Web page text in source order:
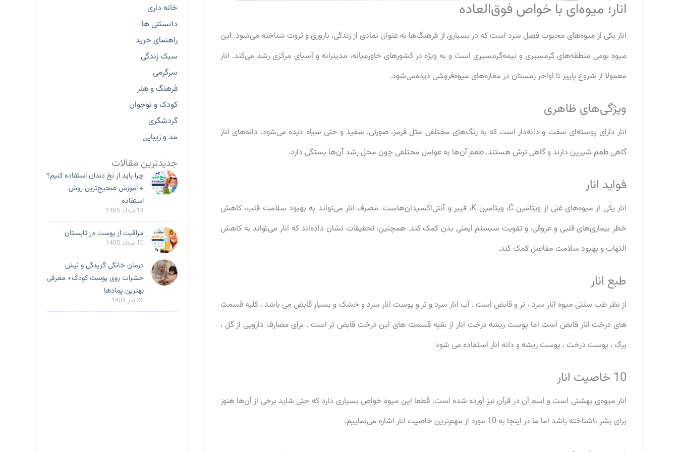
انار؛ میوه‌ای با خواص فوق‌العاده
انار یکی از میوه‌های محبوب فصل سرد است که در بسیاری از فرهنگ‌ها به عنوان نمادی از زندگی، باروری و ثروت شناخته می‌شود. این
میوه بومی منطقه‌های گرمسیری و نیمه‌گرمسیری است و به ویژه در کشورهای خاورمیانه، مدیترانه و آسیای مرکزی رشد می‌کند. انار
معمولا از شروع پاییز تا اواخر زمستان در مغازه‌های میوه‌فروشی دیده‌می‌شود.
ویژگی‌های ظاهری
انار دارای پوسته‌ای سفت و دانه‌دار است که به رنگ‌های مختلفی مثل قرمز، صورتی، سفید و حتی سیاه دیده می‌شود. دانه‌های انار
گاهی طعم شیرین دارند و گاهی ترش هستند. طعم آن‌ها به عوامل مختلفی چون محل رشد آن‌ها بستگی دارد.
فواید انار
انار یکی از میوه‌های غنی از ویتامین C، ویتامین K، فیبر و آنتی‌اکسیدان‌هاست. مصرف انار می‌تواند به بهبود سلامت قلب، کاهش
خطر بیماری‌های قلبی و عروقی، و تقویت سیستم ایمنی بدن کمک کند. همچنین، تحقیقات نشان داده‌اند که انار می‌تواند به کاهش
التهاب و بهبود سلامت مفاصل کمک کند.
طبع انار
از نظر طب سنتی میوه انار سرد ، تر و قابض است . آب انار سرد و تر و پوست انار سرد و خشک و بسیار قابض می باشد . کلیه قسمت
های درخت انار قابض است اما پوست ریشه درخت انار از بقیه قسمت های این درخت قابض تر است . برای مصارف دارویی از گل ،
برگ ، پوست درخت ، پوست ریشه و دانه انار استفاده می شود
10 خاصیت انار
انار میوه‌ی بهشتی است و اسم آن در قرآن نیز آورده شده است. قطعا این میوه خواص بسیاری دارد که حتی شاید برخی از آن‌ها هنوز
برای بشر ناشناخته باشد اما ما در اینجا به 10 مورد از مهم‌ترین خاصیت انار اشاره می‌نماییم.
خانه داری
دانستنی ها
راهنمای خرید
سبک زندگی
سرگرمی
فرهنگ و هنر
کودک و نوجوان
گردشگری
مد و زیبایی
جدیدترین مقالات
چرا باید از نخ دندان استفاده کنیم؟
+ آموزش صحیح‌ترین روش
استفاده
18 مرداد, 1405
مراقبت از پوست در تابستان
10 مرداد, 1405
درمان خانگی گزیدگی و نیش
حشرات روی پوست کودک+ معرفی
بهترین پمادها
26 تیر, 1405